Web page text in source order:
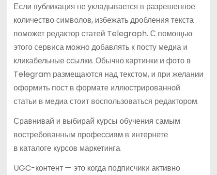
Если публикация не укладывается в разрешенное
количество символов, избежать дробления текста
поможет редактор статей Telegraph. С помощью
этого сервиса можно добавлять к посту медиа и
кликабельные ссылки. Обычно картинки и фото в
Telegram размещаются над текстом, и при желании
оформить пост в формате иллюстрированной
статьи в медиа стоит воспользоваться редактором.
Сравнивай и выбирай курсы обучения самым
востребованным профессиям в интернете
в каталоге курсов маркетинга.
UGC-контент — это когда подписчики активно